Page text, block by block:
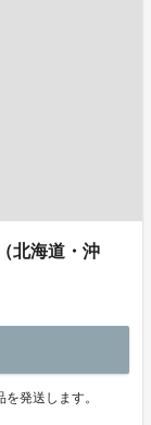
北海道・沖
発送します。